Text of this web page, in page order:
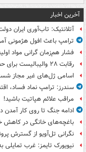
آخرین اخبار
آتلانتیک: تاب‌آوری ایران
ترامپ باعث افول هژمونی
فشار هم‌زمان گرانی مواد
رقابت ۲۸ والیبالیست برای حضور در فهرست نهایی تیم ملی
اسامی ژل‌های غیر مجاز
سندرز: ترامپ نماد فساد،
مراقب علائم هپاتیت باشید!
ادامه جنگ تا روی کار آمدن
باغچه‌های خانگی در کاهش
نگرانی تل‌آویو از گسترش
نیویورک تایمز: غرب تمایلی